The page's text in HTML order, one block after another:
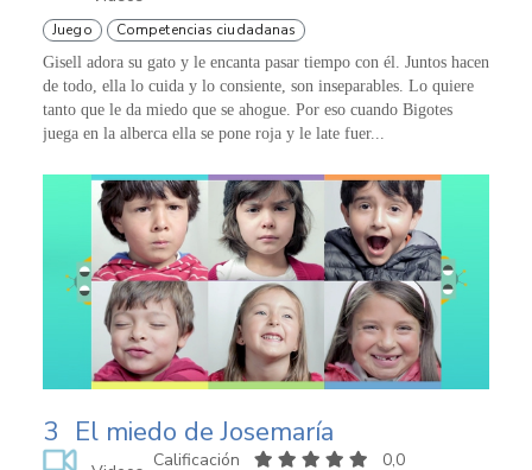
Juego Competencias ciudadanas
Gisell adora su gato y le encanta pasar tiempo con él. Juntos hacen
de todo, ella lo cuida y lo consiente, son inseparables. Lo quiere
tanto que le da miedo que se ahogue. Por eso cuando Bigotes
juega en la alberca ella se pone roja y le late fuer...
3 El miedo de Josemaría
Calificación 0,0